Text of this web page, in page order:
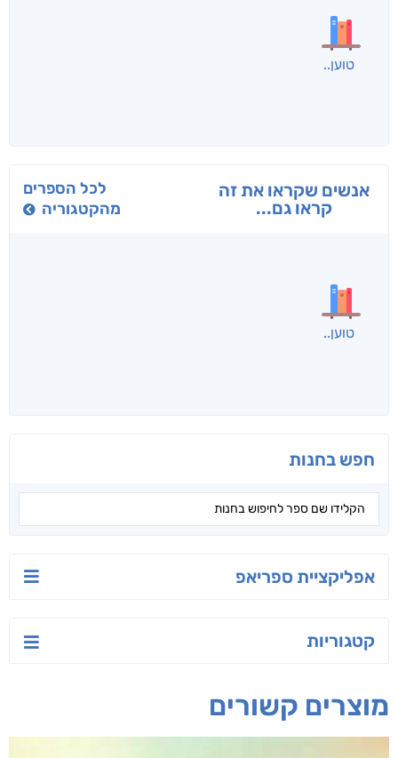
בפנוכו
חני שאטן
תרדמת
א. פ.
אנשים שקראו את זה
קאריס וויטי
ג'וליה שניידר